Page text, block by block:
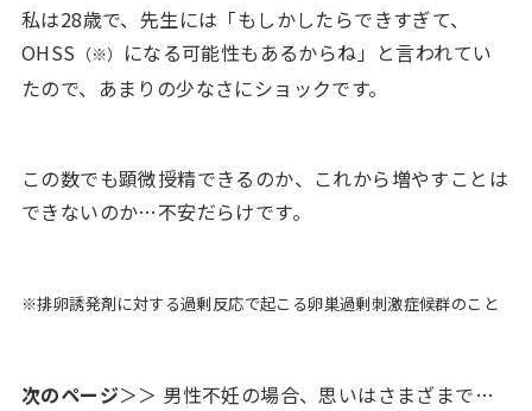
私は28歳で、先生には「もしかしたらできすぎて、
OHSS （※）
になる可能性もあるからね」と言われてい
たので、あまりの少なさにショックです。
この数でも顕微授精できるのか、これから増やすことは
できないのか…不安だらけです。
※排卵誘発剤に対する過剰反応で起こる卵巣過剰刺激症候群のこと
次のページ＞＞ 男性不妊の場合、思いはさまざまで…